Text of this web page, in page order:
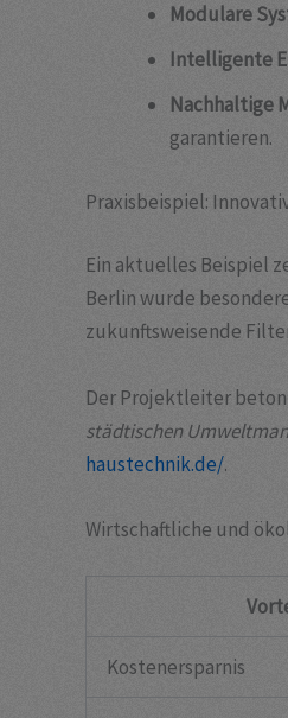
Modulare
Intelligente
Nachhaltige
garantieren.
Praxisbeispiel:
Ein aktuelles Beispiel
Berlin wurde
zukunftsweisende
Der Projektleiter
städtischen
haustechnik.de/.
Wirtschaftliche und
Kostenersparnis